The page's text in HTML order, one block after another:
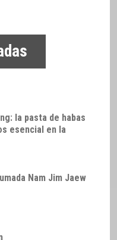
la pasta de habas
esencial en la
Nam Jim Jaew